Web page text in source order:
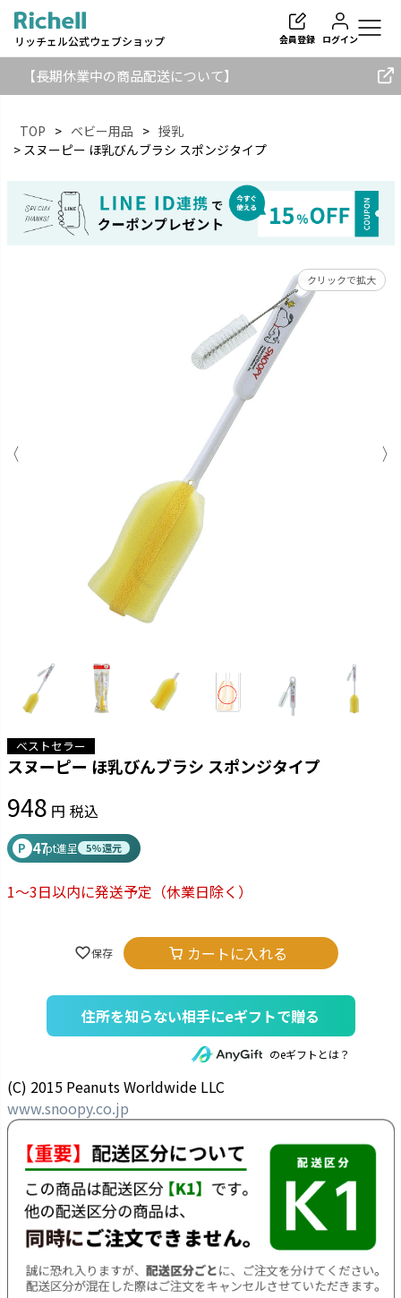
リッチェル公式ウェブショップ 会員登録 ログイン
【長期休業中の商品配送について】
TOP ベビー用品
授乳
スヌーピー ほ乳びんブラシ スポンジタイプ
クリックで拡大
ベストセラー
スヌーピー ほ乳びんブラシ スポンジタイプ
948 税込
P 47pt進呈 5%還元
1～3日以内に発送予定 （休業日除く）
カートに入れる
住所を知らない相手にeギフトで贈る
のeギフトとは？
(C) 2015 Peanuts Worldwide LLC
www.snoopy.co.jp